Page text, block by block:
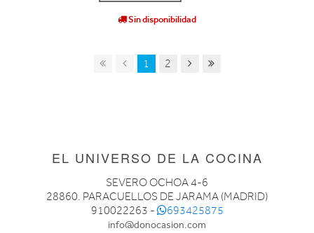
Sin disponibilidad
1 2
EL UNIVERSO DE LA COCINA
SEVERO OCHOA 4-6
28860. PARACUELLOS DE JARAMA (MADRID)
910022263 -
693425875
info@donocasion.com